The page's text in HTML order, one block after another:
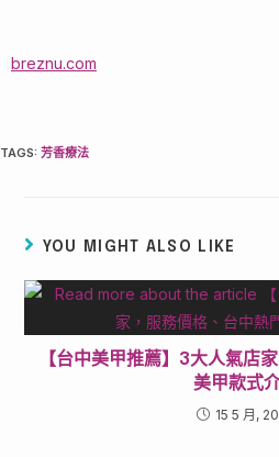
breznu.com
TAGS: 芳香療法
YOU MIGHT ALSO LIKE
【台中美甲推薦】3大人氣店
美甲款式
15 5 月,